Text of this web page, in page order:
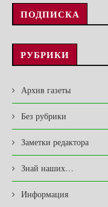
ПОДПИСКА
РУБРИКИ
Архив газеты
Без рубрики
Заметки редактора
Знай наших…
Информация